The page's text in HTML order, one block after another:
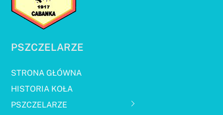
PSZCZELARZE
STRONA GŁÓWNA
HISTORIA KOŁA
PSZCZELARZE